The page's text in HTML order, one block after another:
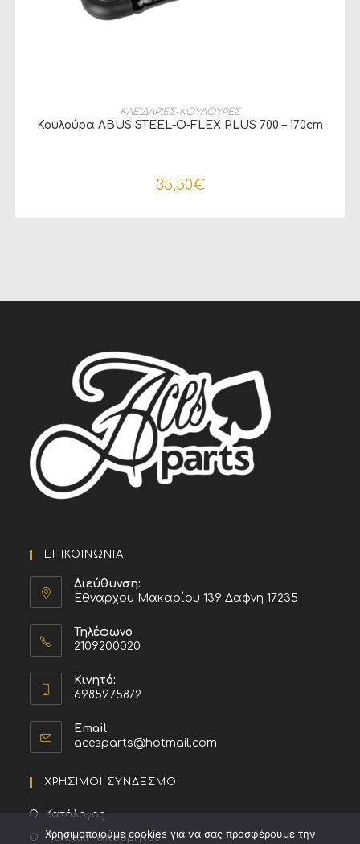
ΠΡΟΣΘΉΚΗ ΣΤΟ ΚΑΛΆΘΙ
ΚΛΕΙΔΑΡΙΕΣ-ΚΟΥΛΟΥΡΕΣ
Κουλούρα ABUS STEEL-O-FLEX PLUS 700 – 170cm
35,50€
ΕΠΙΚΟΙΝΩΝΙΑ
Διεύθυνση:
Εθναρχου Μακαρίου 139 Δαφνη 17235
Τηλέφωνο
2109200020
Κινητό:
6985975872
Email:
acesparts@hotmail.com
ΧΡΗΣΙΜΟΙ ΣΥΝΔΕΣΜΟΙ
Κατάλογος
Πολιτική απορρήτου
Χρησιμοποιούμε cookies για να σας προσφέρουμε την